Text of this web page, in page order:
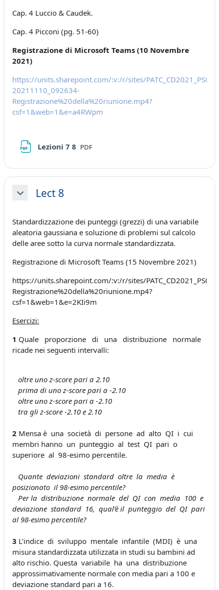
Cap. 4 Luccio & Caudek.
Cap. 4 Picconi (pg. 51-60)
Registrazione di Microsoft Teams (10 Novembre
2021)
https://units.sharepoint.com/:v:/r/sites/
20211110_092634-
Registrazione%20della%20riunione.mp4?
csf=1&web=1&e=a4RWpm
Lezioni 7 8 File
PDF
MinimizzaLect 8
Standardizzazione dei punteggi (grezzi) di una variabile
aleatoria gaussiana e soluzione di problemi sul calcolo
delle aree sotto la curva normale standardizzata.
Registrazione di Microsoft Teams (15 Novembre 2021)
https://units.sharepoint.com/:v:/r/sites/
Registrazione%20della%20riunione.mp4?
csf=1&web=1&e=2KIi9m
Esercizi:
1 Quale proporzione di una distribuzione normale
ricade nei seguenti intervalli:
oltre uno z-score pari a 2.10
prima di uno z-score pari a -2.10
oltre uno z-score pari a -2.10
tra gli z-score -2.10 e 2.10
2 Mensa è una società di persone ad alto QI i cui
membri hanno un punteggio al test QI pari o
superiore al 98-esimo percentile.
Quante deviazioni standard oltre la media è
posizionato il 98-esimo percentile?
Per la distribuzione normale del QI con media 100 e
deviazione standard 16, qual’è il punteggio del QI pari
al 98-esimo percentile?
3 L’indice di sviluppo mentale infantile (MDI) è una
misura standardizzata utilizzata in studi su bambini ad
alto rischio. Questa variabile ha una distribuzione
approssimativamente normale con media pari a 100 e
deviazione standard pari a 16.